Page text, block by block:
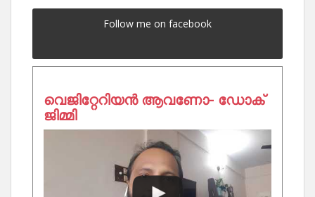
Follow me on facebook
വെജിറ്റേറിയൻ ആവണോ- ഡോക്
ജിമ്മി